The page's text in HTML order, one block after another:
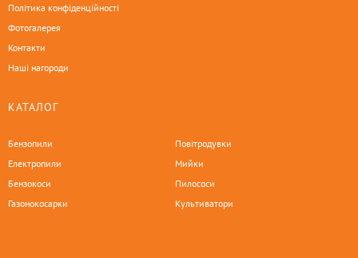
Політика конфіденційності
Фотогалерея
Контакти
Наші нагороди
КАТАЛОГ
Бензопили
Електропили
Бензокоси
Газонокосарки
Повітродувки
Мийки
Пилососи
Культиватори